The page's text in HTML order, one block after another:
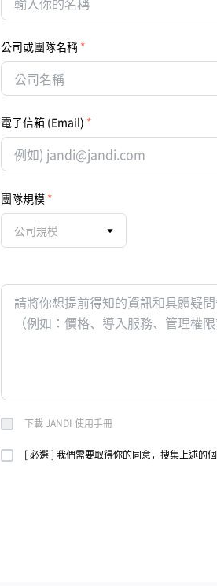
公司或團隊名稱
電子信箱 (Email)
團隊規模
公司規模
下載 JANDI 使用手冊
[ 必選 ] 我們需要取得你的同意，搜集上述的